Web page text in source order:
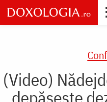
Skip
to
main
(Video)